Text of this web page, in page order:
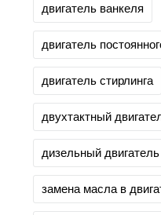
двигатель ванкеля
двигатель
двигатель стирлинга
двухтактный
дизельный двигатель
замена масла в